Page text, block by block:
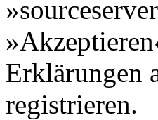
Erklärungen
registrieren.